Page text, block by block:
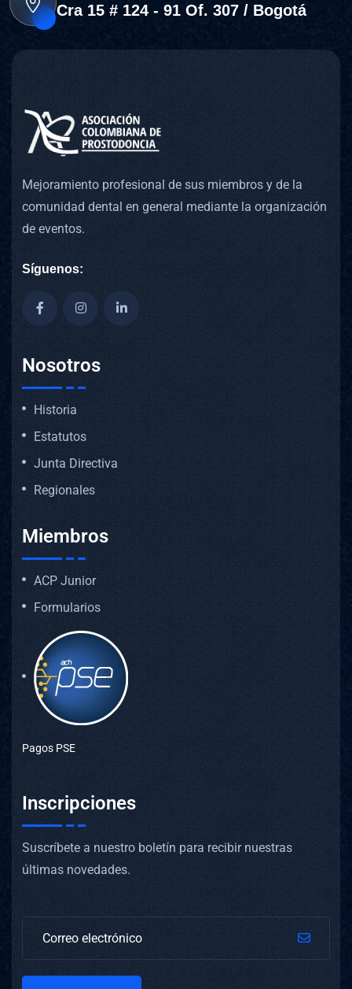
Cra 15 # 124 - 91 Of. 307 / Bogotá
Mejoramiento profesional de sus miembros y de la
comunidad dental en general mediante la organización
de eventos.
Síguenos:
Nosotros
Historia
Estatutos
Junta Directiva
Regionales
Miembros
ACP Junior
Formularios
Pagos PSE
Inscripciones
Suscríbete a nuestro boletín para recibir nuestras
últimas novedades.